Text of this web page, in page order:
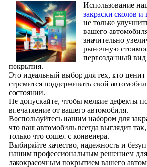
Использование
закраски сколов и
не только
вашего
значительно
рыночную
первозданный вид
покрытия.
Это идеальный выбор для тех, кто ценит
стремится поддерживать свой
состоянии.
Не допускайте, чтобы мелкие дефекты
впечатление от вашего автомобиля.
Воспользуйтесь нашим набором для
что ваш автомобиль всегда выглядит
только что сошел с конвейера.
Выбирайте качество, надежность и
нашим профессиональным решением для
лакокрасочным покрытием вашего